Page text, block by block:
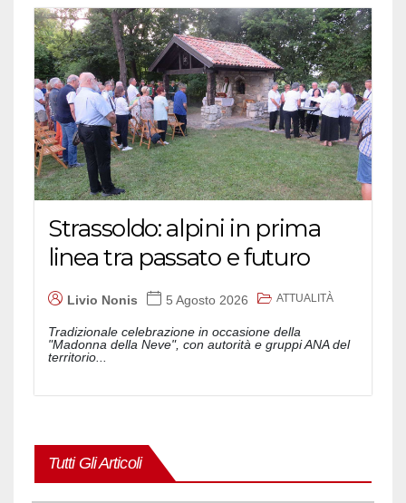
Strassoldo: alpini in prima
linea tra passato e futuro
Livio Nonis 5 Agosto 2026 ATTUALITÀ
Tradizionale celebrazione in occasione della
"Madonna della Neve", con autorità e gruppi ANA del
territorio...
Tutti Gli Articoli